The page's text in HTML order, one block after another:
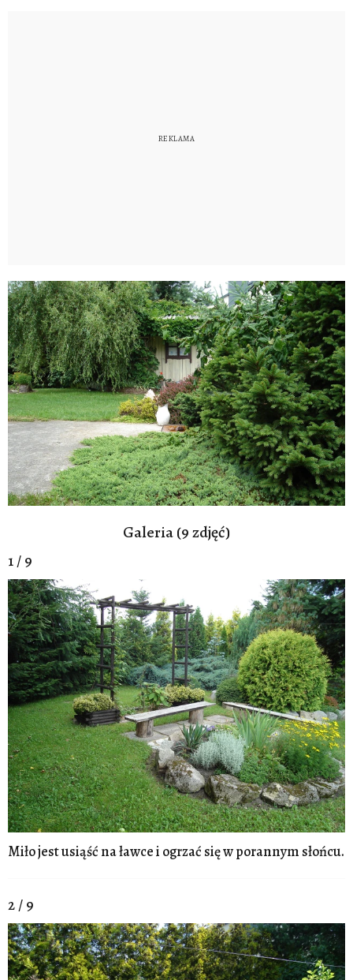
Galeria (9 zdjęć)
1 / 9
Miło jest usiąść na ławce i ogrzać się w porannym słońcu.
2 / 9